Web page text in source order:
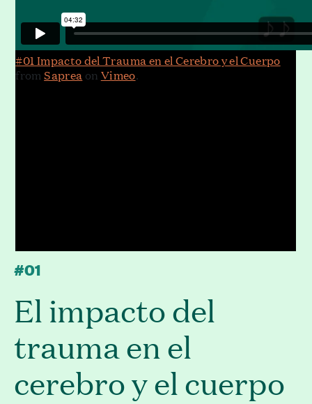
#01 Impacto del Trauma en el Cerebro y el Cuerpo
fromSaprea on Vimeo.
#01
El impacto del
trauma en el
cerebro y el cuerpo